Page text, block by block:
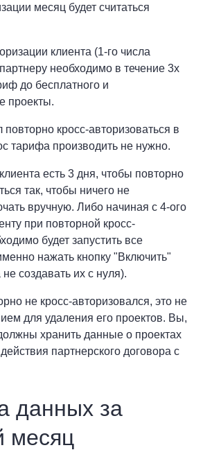
месяц будет считаться
клиента (1-го числа
необходимо в течение 3х
до бесплатного и
проекты.
повторно кросс-авторизоваться в
тарифа производить не нужно.
есть 3 дня, чтобы повторно
так, чтобы ничего не
вручную. Либо начиная с 4-ого
при повторной кросс-
будет запустить все
нажать кнопку "Включить"
создавать их с нуля).
не кросс-авторизовался, это не
для удаления его проектов. Вы,
хранить данные о проектах
партнерского договора с
данных за
месяц